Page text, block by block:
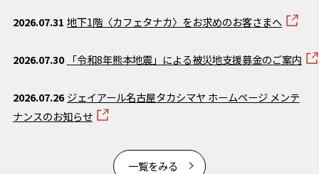
2026.07.31 地下1階〈カフェタナカ〉をお求めのお客さまへ
2026.07.30 「令和8年熊本地震」による被災地支援募金のご案内
2026.07.26 ジェイアール名古屋タカシマヤ ホームページ メンテ
ナンスのお知らせ
一覧をみる